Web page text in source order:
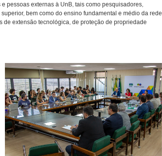
pessoas externas à UnB, tais como pesquisadores,
bem como do ensino fundamental e médio da rede
extensão tecnológica, de proteção de propriedade